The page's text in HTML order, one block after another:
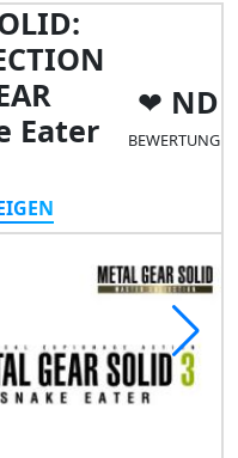
Eater
ND
BEWERTUNG